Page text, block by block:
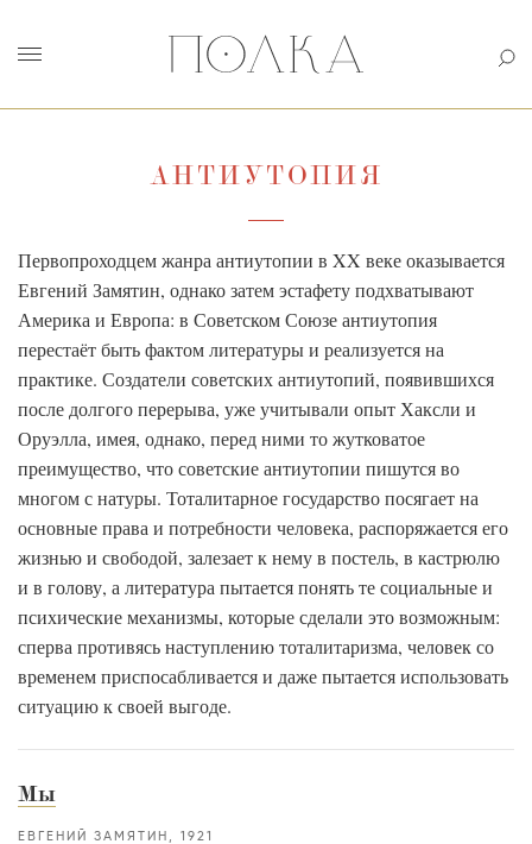
АНТИУТОПИЯ
Первопроходцем жанра антиутопии в XX веке оказывается
Евгений Замятин, однако затем эстафету подхватывают
Америка и Европа: в Советском Союзе антиутопия
перестаёт быть фактом литературы и реализуется на
практике. Создатели советских антиутопий, появившихся
после долгого перерыва, уже учитывали опыт Хаксли и
Оруэлла, имея, однако, перед ними то жутковатое
преимущество, что советские антиутопии пишутся во
многом с натуры. Тоталитарное государство посягает на
основные права и потребности человека, распоряжается его
жизнью и свободой, залезает к нему в постель, в кастрюлю
и в голову, а литература пытается понять те социальные и
психические механизмы, которые сделали это возможным:
сперва противясь наступлению тоталитаризма, человек со
временем приспосабливается и даже пытается использовать
ситуацию к своей выгоде.
Мы
ЕВГЕНИЙ ЗАМЯТИН 1921